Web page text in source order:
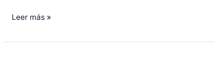
Leer más »